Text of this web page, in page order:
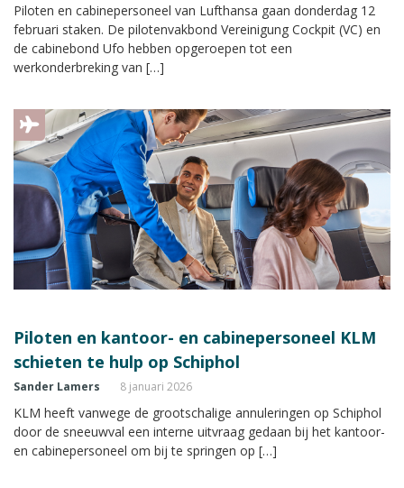
Piloten en cabinepersoneel van Lufthansa gaan donderdag 12
februari staken. De pilotenvakbond Vereinigung Cockpit (VC) en
de cabinebond Ufo hebben opgeroepen tot een
werkonderbreking van […]
Piloten en kantoor- en cabinepersoneel KLM
schieten te hulp op Schiphol
Sander Lamers 8 januari 2026
KLM heeft vanwege de grootschalige annuleringen op Schiphol
door de sneeuwval een interne uitvraag gedaan bij het kantoor-
en cabinepersoneel om bij te springen op […]